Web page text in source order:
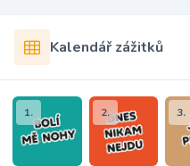
Kalendář zážitků
1. 2. 3.